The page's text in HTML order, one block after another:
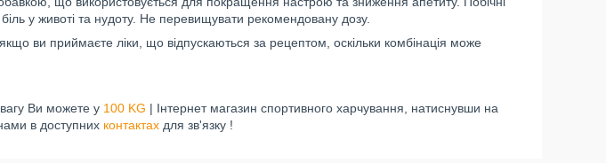
у животі та нудоту. Не перевищувати рекомендовану дозу.
ви приймаєте ліки, що відпускаються за рецептом, оскільки комбінація може
Ви можете у 100 KG | Інтернет магазин спортивного харчування, натиснувши на
в доступних контактах для зв'язку !